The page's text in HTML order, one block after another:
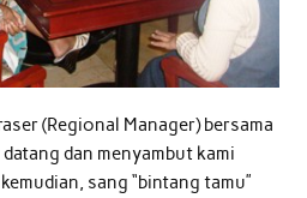
(Regional Manager) bersama
dan menyambut kami
sang “bintang tamu”